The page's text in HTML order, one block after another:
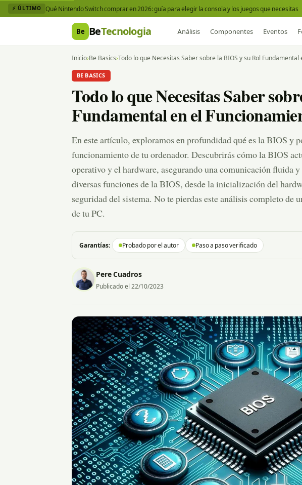
⚡ ÚLTIMO Qué Nintendo Switch comprar en 2026: guía para elegir la consola y los juegos que necesitas
Be BeTecnologia Análisis Componentes Eventos
Inicio›Be Basics›Todo lo que Necesitas Saber sobre la BIOS y su Rol
BE BASICS
Todo lo que Necesitas Saber
Fundamental en el
En este artículo, exploramos en profundidad qué es la BIOS y
funcionamiento de tu ordenador. Descubrirás cómo la BIOS
operativo y el hardware, asegurando una comunicación fluida
diversas funciones de la BIOS, desde la inicialización del
seguridad del sistema. No te pierdas este análisis completo de
de tu PC.
Garantías: Probado por el autor Paso a paso verificado
Pere Cuadros
Publicado el 22/10/2023